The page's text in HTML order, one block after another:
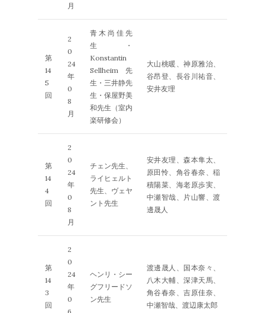
月
第
14
5
回
2
0
24
年
0
8
月
青木尚佳先
生・
Konstantin
Sellheim先
生・三井静先
生・保屋野美
和先生（室内
楽研修会）
大山桃暖、神原雅治、
谷昂登、長谷川祐音、
安井友理
第
14
4
回
2
0
24
年
0
8
月
チェン先生、
ライヒェルト
先生、ヴェヤ
ント先生
安井友理、森本隼太、
原田怜、角谷春奈、稲
積陽菜、海老原歩実、
中瀬智哉、片山響、渡
邊晟人
第
14
3
回
2
0
24
年
0
ヘンリ・シー
グフリードソ
ン先生
渡邊晟人、国本奈々、
八木大輔、深津天馬、
角谷春奈、吉原佳奈、
中瀬智哉、渡辺康太郎